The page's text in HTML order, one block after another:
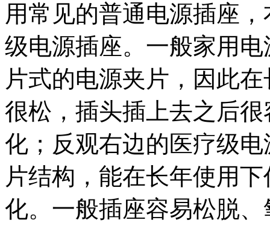
用常见的普通电源插座
级电源插座。一般家用
片式的电源夹片，因此
很松，插头插上去之后
化；反观右边的医疗级
片结构，能在长年使用
化。一般插座容易松脱